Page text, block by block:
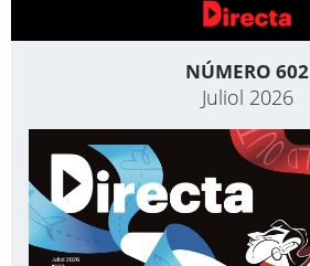
NÚMERO 602
Juliol 2026